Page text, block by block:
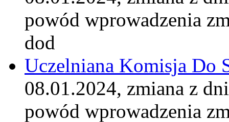
powód wprowadzenia
dod
Uczelniana Komisja Do
08.01.2024, zmiana z
powód wprowadzenia